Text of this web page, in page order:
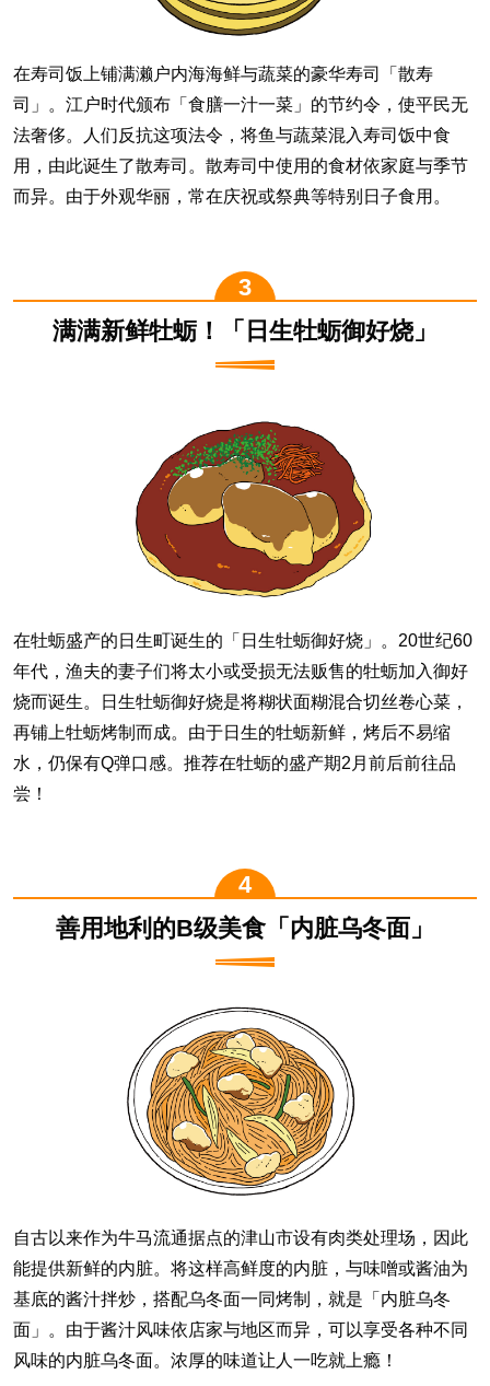
在寿司饭上铺满濑户内海海鲜与蔬菜的豪华寿司「散寿
司」。江户时代颁布「食膳一汁一菜」的节约令，使平民无
法奢侈。人们反抗这项法令，将鱼与蔬菜混入寿司饭中食
用，由此诞生了散寿司。散寿司中使用的食材依家庭与季节
而异。由于外观华丽，常在庆祝或祭典等特别日子食用。
满满新鲜牡蛎！「日生牡蛎御好烧」
在牡蛎盛产的日生町诞生的「日生牡蛎御好烧」。20世纪60
年代，渔夫的妻子们将太小或受损无法贩售的牡蛎加入御好
烧而诞生。日生牡蛎御好烧是将糊状面糊混合切丝卷心菜，
再铺上牡蛎烤制而成。由于日生的牡蛎新鲜，烤后不易缩
水，仍保有Q弹口感。推荐在牡蛎的盛产期2月前后前往品
尝！
善用地利的B级美食「内脏乌冬面」
自古以来作为牛马流通据点的津山市设有肉类处理场，因此
能提供新鲜的内脏。将这样高鲜度的内脏，与味噌或酱油为
基底的酱汁拌炒，搭配乌冬面一同烤制，就是「内脏乌冬
面」。由于酱汁风味依店家与地区而异，可以享受各种不同
风味的内脏乌冬面。浓厚的味道让人一吃就上瘾！